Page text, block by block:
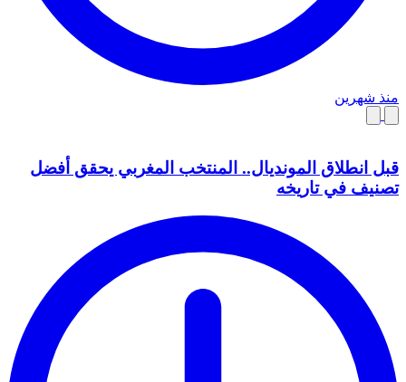
منذ شهرين
قبل انطلاق المونديال.. المنتخب المغربي يحقق أفضل
تصنيف في تاريخه